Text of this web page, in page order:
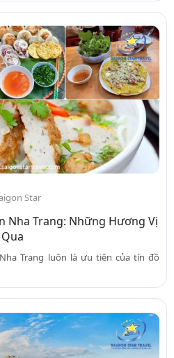
Star
Nha Trang: Những Hương Vị
Trang luôn là ưu tiên của tín đồ